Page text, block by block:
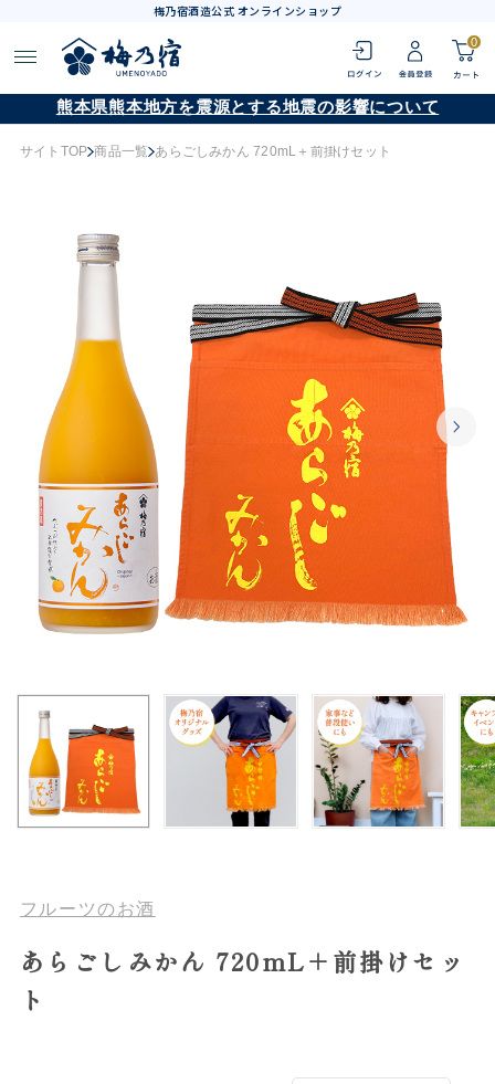
梅乃宿酒造公式 オンラインショップ
0
熊本県熊本地方を震源とする地震の影響について
サイトTOP 商品一覧 あらごしみかん 720mL＋前掛けセット
フルーツのお酒
あらごしみかん 720mL＋前掛けセッ
ト